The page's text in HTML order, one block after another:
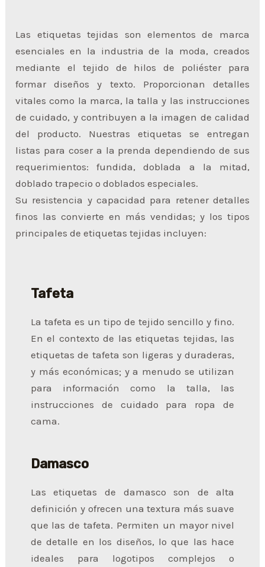
Las etiquetas tejidas son elementos de marca
esenciales en la industria de la moda, creados
mediante el tejido de hilos de poliéster para
formar diseños y texto. Proporcionan detalles
vitales como la marca, la talla y las instrucciones
de cuidado, y contribuyen a la imagen de calidad
del producto. Nuestras etiquetas se entregan
listas para coser a la prenda dependiendo de sus
requerimientos: fundida, doblada a la mitad,
doblado trapecio o doblados especiales.
Su resistencia y capacidad para retener detalles
finos las convierte en más vendidas; y los tipos
principales de etiquetas tejidas incluyen:
Tafeta
La tafeta es un tipo de tejido sencillo y fino.
En el contexto de las etiquetas tejidas, las
etiquetas de tafeta son ligeras y duraderas,
y más económicas; y a menudo se utilizan
para información como la talla, las
instrucciones de cuidado para ropa de
cama.
Damasco
Las etiquetas de damasco son de alta
definición y ofrecen una textura más suave
que las de tafeta. Permiten un mayor nivel
de detalle en los diseños, lo que las hace
ideales para logotipos complejos o